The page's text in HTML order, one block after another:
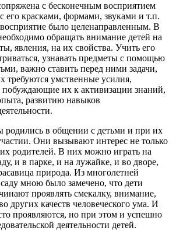
с бесконечным восприятием
красками, формами, звуками и т.п.
было целенаправленным. В
обращать внимание детей на
явления, на их свойства. Учить его
узнавать предметы с помощью
важно ставить перед ними задачи,
требуются умственные усилия,
побуждающие их к активизации знаний,
развитию навыков
в общении с детьми и при их
Они вызывают интерес не только
родителей. В них можно играть на
и в парке, и на лужайке, и во дворе,
природа. Из многолетней
мною было замечено, что дети
проявлять смекалку, внимание,
других качеств человеческого ума. И
проявляются, но при этом и успешно
деятельности детей.